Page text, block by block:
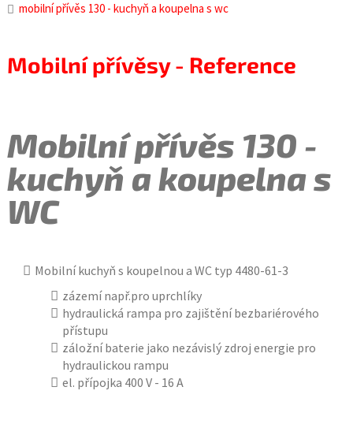
mobilní přívěs 130 - kuchyň a koupelna s wc
Mobilní přívěsy - Reference
Mobilní přívěs 130 -
kuchyň a koupelna s
WC
Mobilní kuchyň s koupelnou a WC typ 4480-61-3
zázemí např.pro uprchlíky
hydraulická rampa pro zajištění bezbariérového
přístupu
záložní baterie jako nezávislý zdroj energie pro
hydraulickou rampu
el. přípojka 400 V - 16 A